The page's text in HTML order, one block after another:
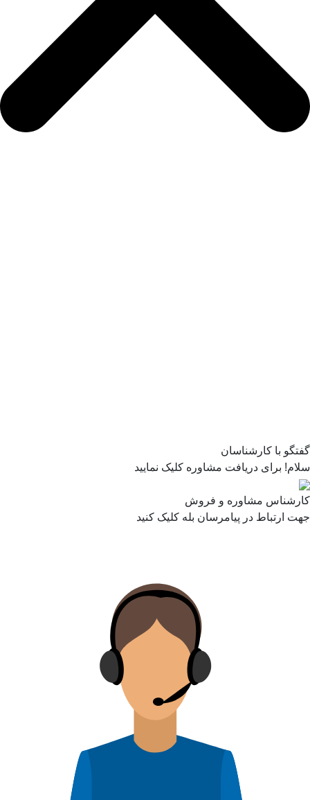
گفتگو با کارشناسان
سلام! برای دریافت مشاوره کلیک نمایید
کارشناس مشاوره و فروش
جهت ارتباط در پیامرسان بله کلیک کنید